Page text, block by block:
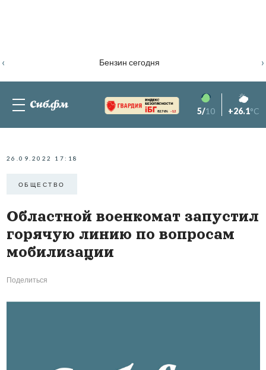
Бензин сегодня
‹ ›
82.76% -1.2 5/10 +26.1°C
26.09.2022 17:18
ОБЩЕСТВО
Областной военкомат запустил
горячую линию по вопросам
мобилизации
Поделиться